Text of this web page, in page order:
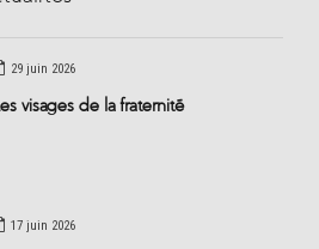
29 juin 2026
visages de la fraternité
17 juin 2026